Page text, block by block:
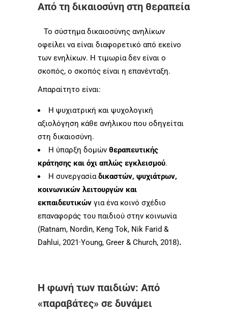
Από τη δικαιοσύνη στη θεραπεία
Το σύστημα δικαιοσύνης ανηλίκων
οφείλει να είναι διαφορετικό από εκείνο
των ενηλίκων. Η τιμωρία δεν είναι ο
σκοπός, ο σκοπός είναι η επανένταξη.
Απαραίτητο είναι:
Η ψυχιατρική και ψυχολογική
αξιολόγηση κάθε ανήλικου που οδηγείται
στη δικαιοσύνη.
Η ύπαρξη δομών θεραπευτικής
κράτησης και όχι απλώς εγκλεισμού.
Η συνεργασίαδικαστών, ψυχιάτρων,
κοινωνικών λειτουργών και
εκπαιδευτικών για ένα κοινό σχέδιο
επαναφοράς του παιδιού στην κοινωνία
(Ratnam, Nordin, Keng Tok, Nik Farid &
Dahlui, 2021·Young, Greer & Church, 2018).
Η φωνή των παιδιών: Από
«παραβάτες» σε δυνάμει